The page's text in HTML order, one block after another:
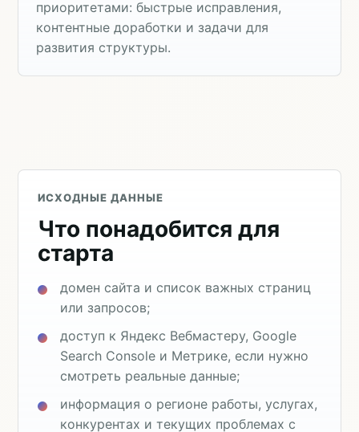
приоритетами: быстрые исправления,
контентные доработки и задачи для
развития структуры.
ИСХОДНЫЕ ДАННЫЕ
Что понадобится для
старта
домен сайта и список важных страниц
или запросов;
доступ к Яндекс Вебмастеру, Google
Search Console и Метрике, если нужно
смотреть реальные данные;
информация о регионе работы, услугах,
конкурентах и текущих проблемах с